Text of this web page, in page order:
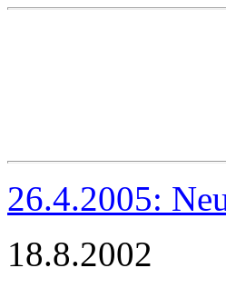
26.4.2005:
18.8.2002